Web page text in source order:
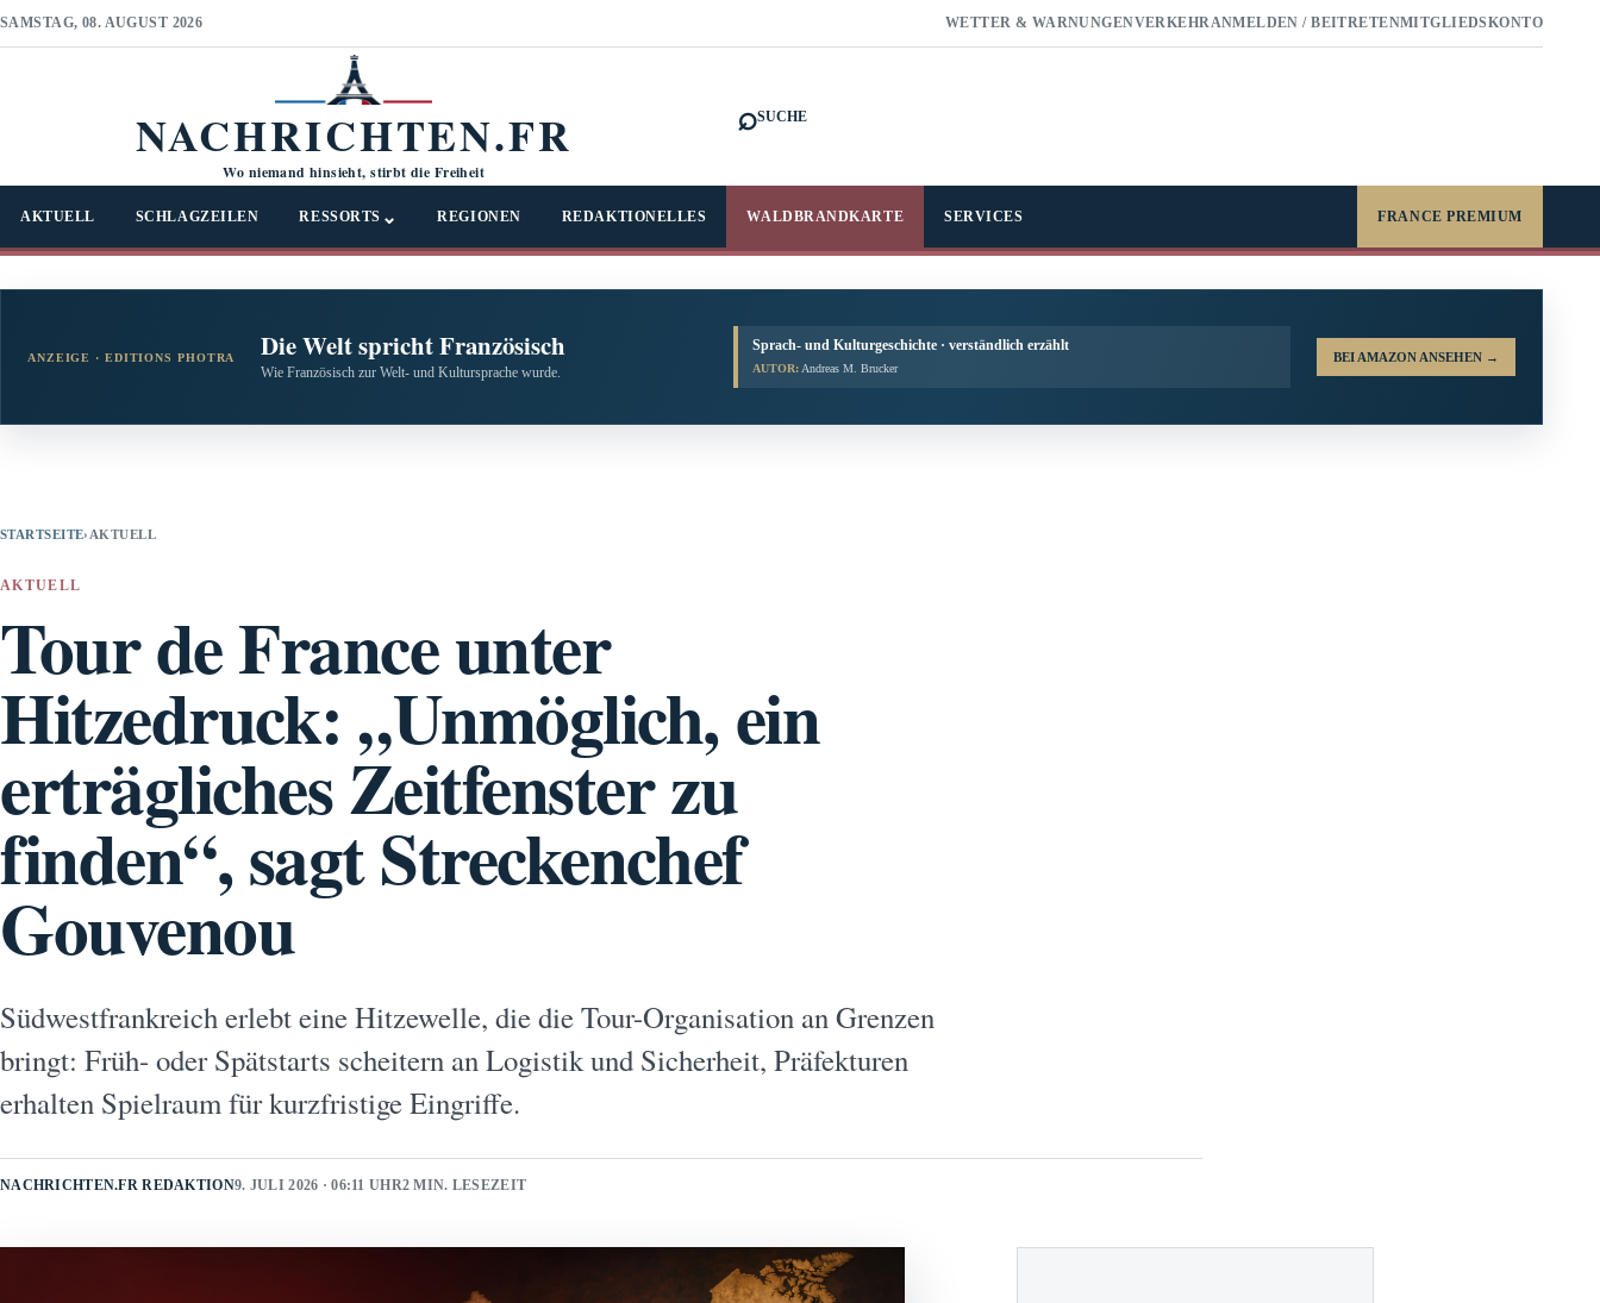
SAMSTAG, 08. AUGUST 2026 WETTER & WARNUNGENVERKEHRANMELDEN / BEITRETENMITGLIEDSKONTO
NACHRICHTEN.FR
Wo niemand hinsieht, stirbt die Freiheit
⌕SUCHE
AKTUELL SCHLAGZEILEN RESSORTS ⌄ REGIONEN REDAKTIONELLES WALDBRANDKARTE SERVICES FRANCE PREMIUM
ANZEIGE · EDITIONS PHOTRA Die Welt spricht Französisch
Wie Französisch zur Welt- und Kultursprache wurde.
Sprach- und Kulturgeschichte · verständlich erzählt
AUTOR:Andreas M. Brucker
BEI AMAZON ANSEHEN →
STARTSEITE› AKTUELL
AKTUELL
Tour de France unter
Hitzedruck: „Unmöglich, ein
erträgliches Zeitfenster zu
finden“, sagt Streckenchef
Gouvenou
Südwestfrankreich erlebt eine Hitzewelle, die die Tour-Organisation an Grenzen
bringt: Früh- oder Spätstarts scheitern an Logistik und Sicherheit, Präfekturen
erhalten Spielraum für kurzfristige Eingriffe.
NACHRICHTEN.FR REDAKTION9. JULI 2026 · 06:11 UHR2 MIN. LESEZEIT